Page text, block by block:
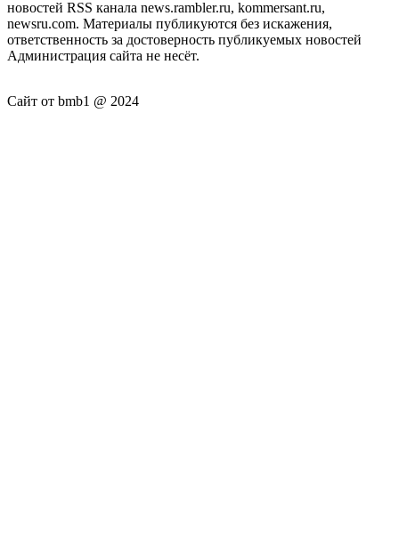
новостей RSS канала news.rambler.ru, kommersant.ru,
newsru.com. Материалы публикуются без искажения,
ответственность за достоверность публикуемых новостей
Администрация сайта не несёт.
Сайт от bmb1 @ 2024